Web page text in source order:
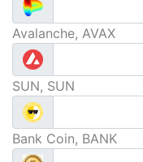
Avalanche, AVAX
SUN, SUN
Bank Coin, BANK